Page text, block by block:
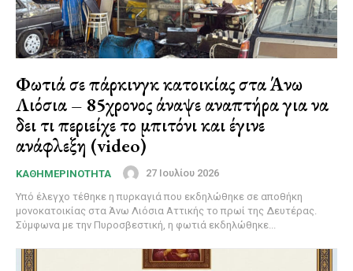
Φωτιά σε πάρκινγκ κατοικίας στα Άνω
Λιόσια – 85χρονος άναψε αναπτήρα για να
δει τι περιείχε το μπιτόνι και έγινε
ανάφλεξη (video)
ΚΑΘΗΜΕΡΙΝΟΤΗΤΑ
27 Ιουλίου 2026
Υπό έλεγχο τέθηκε η πυρκαγιά που εκδηλώθηκε σε αποθήκη
μονοκατοικίας στα Άνω Λιόσια Αττικής το πρωί της Δευτέρας.
Σύμφωνα με την Πυροσβεστική, η φωτιά εκδηλώθηκε...